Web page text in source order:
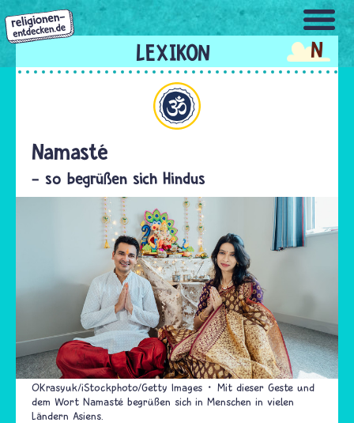
Direkt
zum
Inhalt
N
Namasté
- so begrüßen sich Hindus
OKrasyuk/iStockphoto/Getty Images
Mit dieser Geste und
dem Wort Namasté begrüßen sich in Menschen in vielen
Ländern Asiens.